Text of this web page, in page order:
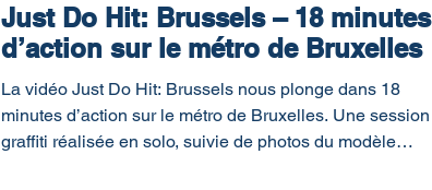
Just Do Hit: Brussels – 18 minutes
d’action sur le métro de Bruxelles
La vidéo Just Do Hit: Brussels nous plonge dans 18
minutes d’action sur le métro de Bruxelles. Une session
graffiti réalisée en solo, suivie de photos du modèle